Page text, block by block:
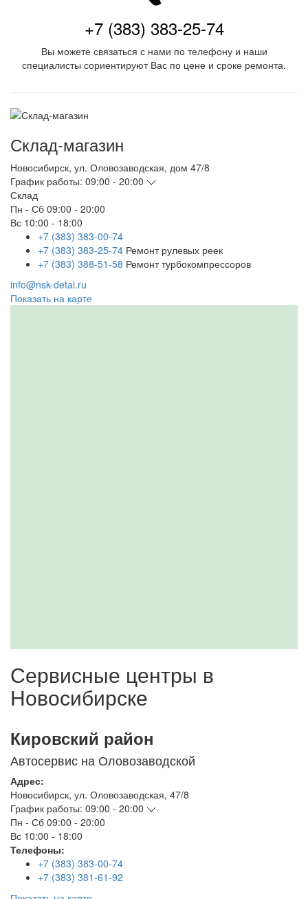
+7 (383) 383-25-74
Вы можете связаться с нами по телефону и наши
специалисты сориентируют Вас по цене и сроке ремонта.
Склад-магазин
Новосибирск, ул. Оловозаводская, дом 47/8
График работы: 09:00 - 20:00
Склад
Пн - Сб 09:00 - 20:00
Вс 10:00 - 18:00
+7 (383) 383-00-74
+7 (383) 383-25-74 Ремонт рулевых реек
+7 (383) 388-51-58 Ремонт турбокомпрессоров
info@nsk-detal.ru
Показать на карте
Сервисные центры в
Новосибирске
Кировский район
Автосервис на Оловозаводской
Адрес:
Новосибирск, ул. Оловозаводская, 47/8
График работы: 09:00 - 20:00
Пн - Сб 09:00 - 20:00
Вс 10:00 - 18:00
Телефоны:
+7 (383) 383-00-74
+7 (383) 381-61-92